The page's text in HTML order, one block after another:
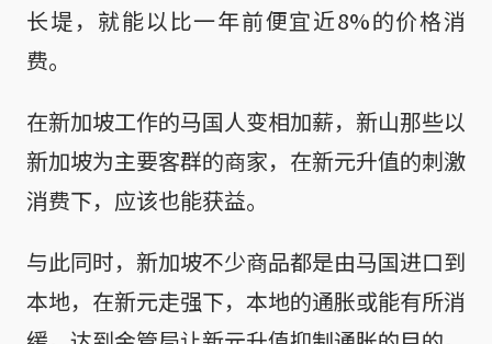
长堤，就能以比一年前便宜近8%的价格消
费。
在新加坡工作的马国人变相加薪，新山那些以
新加坡为主要客群的商家，在新元升值的刺激
消费下，应该也能获益。
与此同时，新加坡不少商品都是由马国进口到
本地，在新元走强下，本地的通胀或能有所消